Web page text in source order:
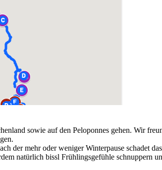
sowie auf den Peloponnes gehen. Wir
der mehr oder weniger Winterpause schadet das
natürlich bissl Frühlingsgefühle schnuppern